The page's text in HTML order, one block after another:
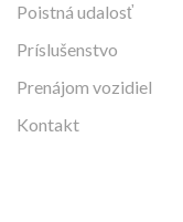
Poistná udalosť
Príslušenstvo
Prenájom vozidiel
Kontakt